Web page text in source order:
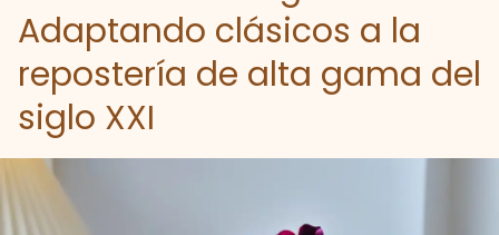
Adaptando clásicos a la
repostería de alta gama del
siglo XXI